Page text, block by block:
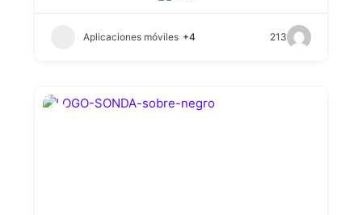
Aplicaciones móviles +4 213